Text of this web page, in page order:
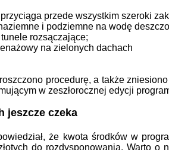
przede wszystkim szeroki
i podziemne na wodę
rozsączające;
na zielonych dachach
procedurę, a także
w zeszłorocznej edycji
jeszcze czeka
że kwota środków w
do rozdysponowania. Warto